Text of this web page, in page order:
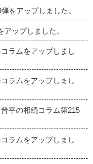
をアップしました。
ップしました。
ラムをアップしまし
ラムをアップしまし
平の相続コラム第215
ラムをアップしまし